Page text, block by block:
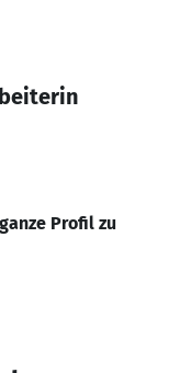
Profil zu